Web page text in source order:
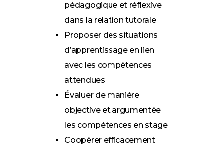
pédagogique et réflexive
dans la relation tutorale
Proposer des situations
d’apprentissage en lien
avec les compétences
attendues
Évaluer de manière
objective et argumentée
les compétences en stage
Coopérer efficacement